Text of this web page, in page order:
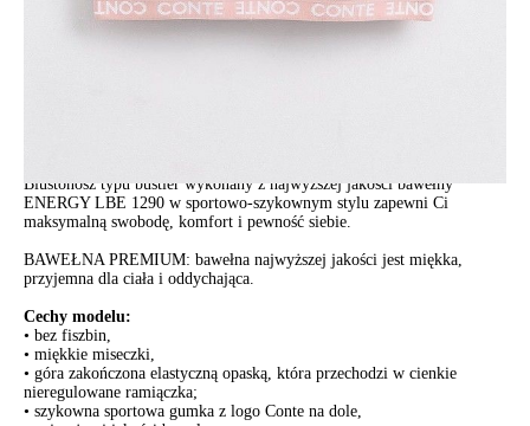
czas dostawy: 1-2 dni robocze
Paczkomaty InPost 24/7,darmowa od 50 zł
Biustonosz typu bustier wykonany z najwyższej jakości bawełny
ENERGY LBE 1290 w sportowo-szykownym stylu zapewni Ci
maksymalną swobodę, komfort i pewność siebie.
BAWEŁNA PREMIUM: bawełna najwyższej jakości jest miękka,
przyjemna dla ciała i oddychająca.
Cechy modelu:
• bez fiszbin,
• miękkie miseczki,
• góra zakończona elastyczną opaską, która przechodzi w cienkie
nieregulowane ramiączka;
• szykowna sportowa gumka z logo Conte na dole,